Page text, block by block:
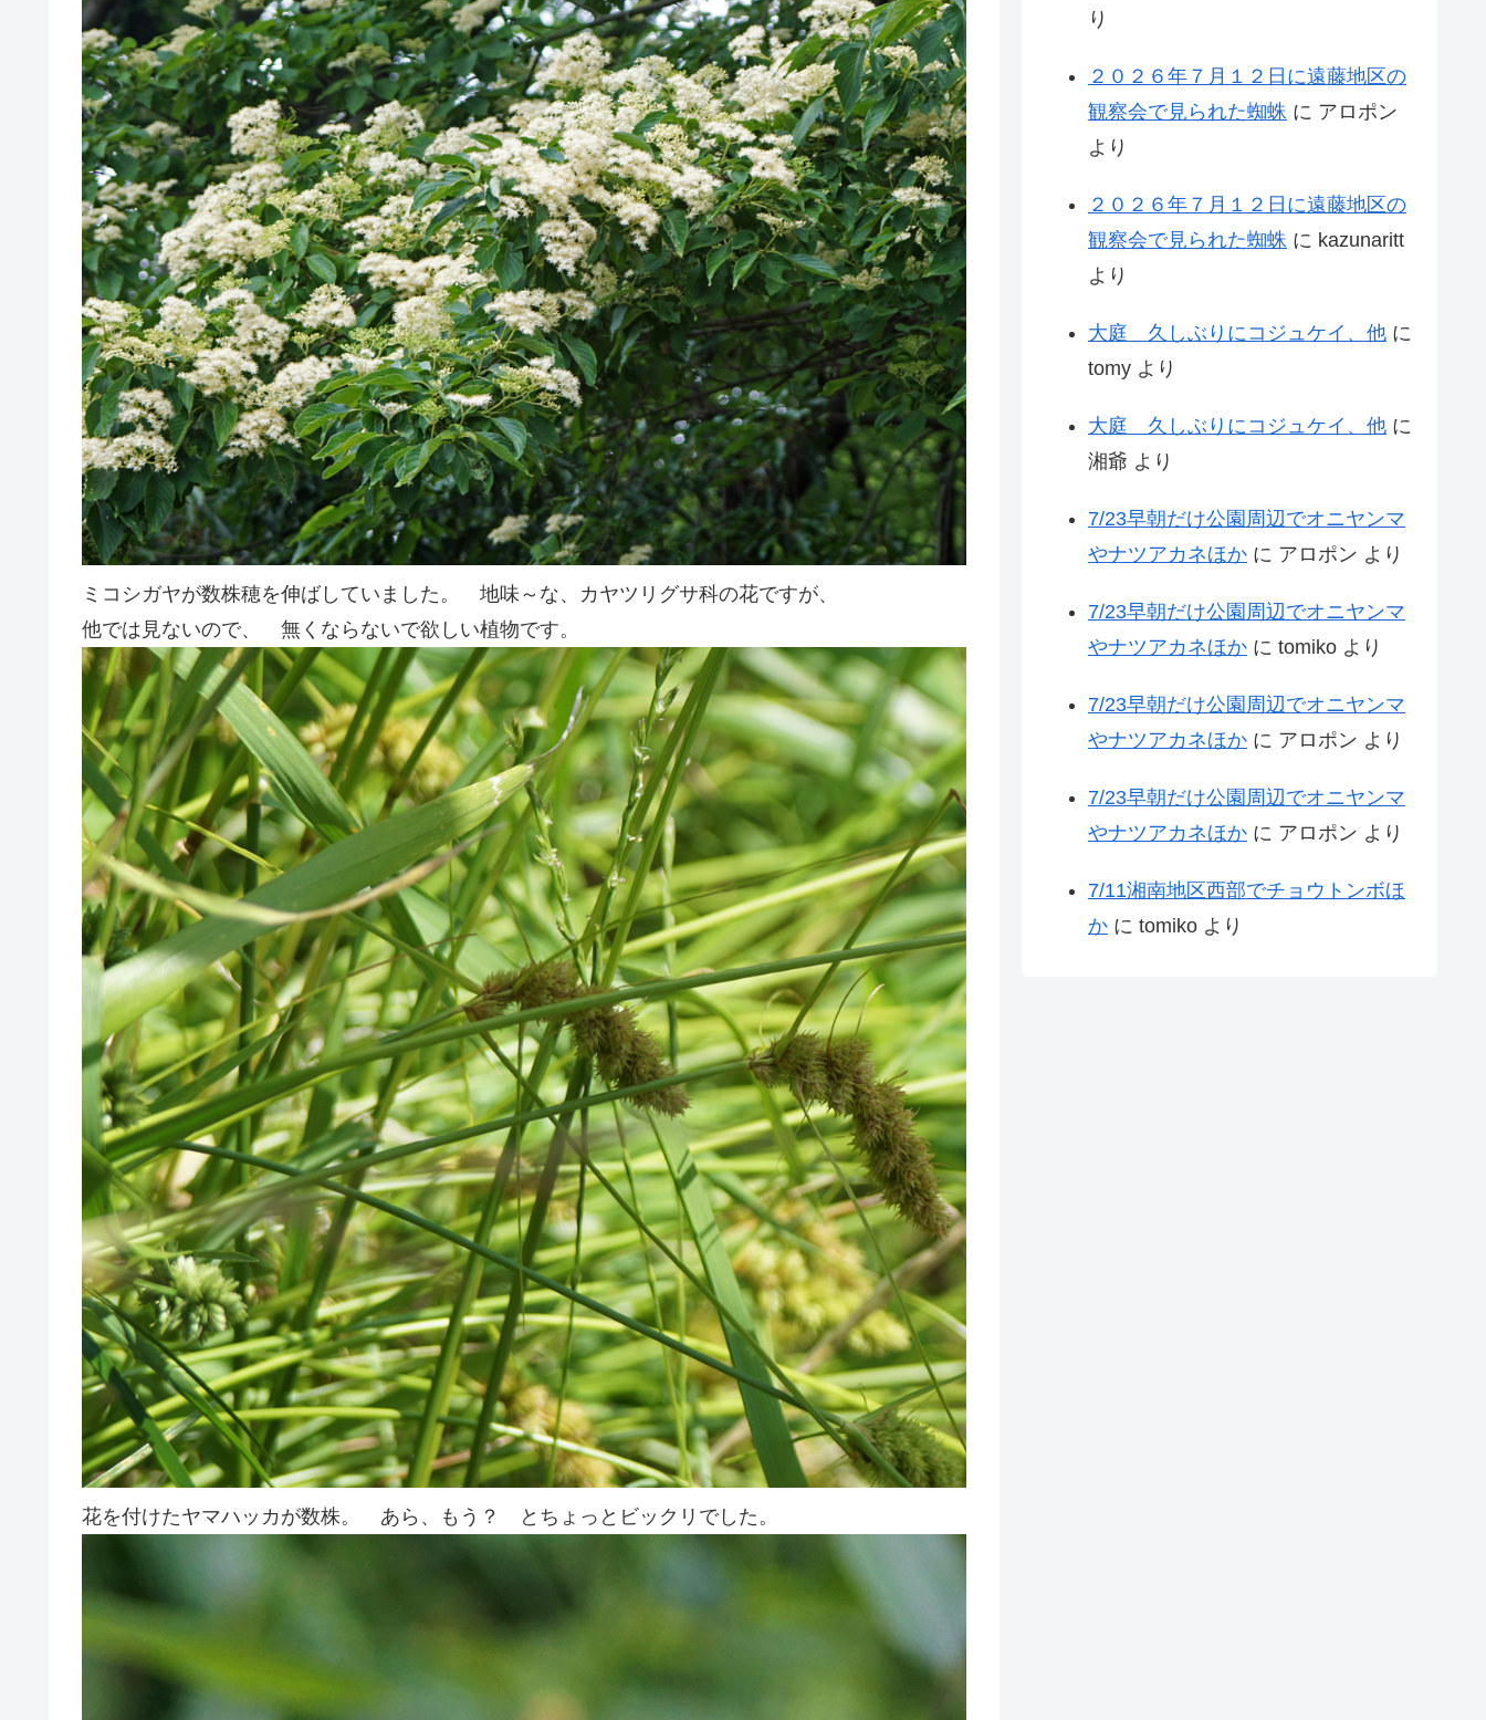
ミコシガヤが数株穂を伸ばしていました。 地味～な、カヤツリグサ科の花ですが、
他では見ないので、 無くならないで欲しい植物です。
花を付けたヤマハッカが数株。 あら、もう？ とちょっとビックリでした。
り
２０２６年７月１２日に遠藤地区の
観察会で見られた蜘蛛 に アロポン
より
２０２６年７月１２日に遠藤地区の
観察会で見られた蜘蛛 に kazunaritt
より
大庭 久しぶりにコジュケイ、他 に
tomy より
大庭 久しぶりにコジュケイ、他 に
湘爺 より
7/23早朝だけ公園周辺でオニヤンマ
やナツアカネほか に アロポン より
7/23早朝だけ公園周辺でオニヤンマ
やナツアカネほか に tomiko より
7/23早朝だけ公園周辺でオニヤンマ
やナツアカネほか に アロポン より
7/23早朝だけ公園周辺でオニヤンマ
やナツアカネほか に アロポン より
7/11湘南地区西部でチョウトンボほ
か に tomiko より